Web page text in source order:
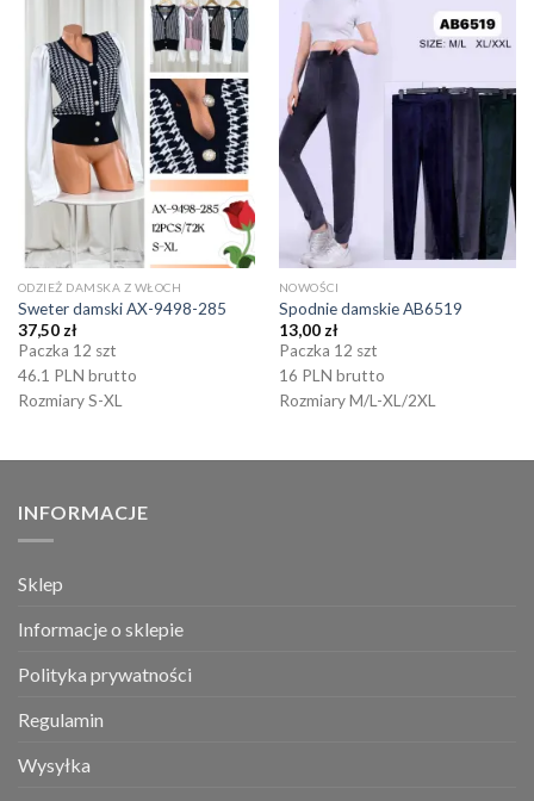
ODZIEŻ DAMSKA Z WŁOCH
Sweter damski AX-9498-285
37,50 zł
Paczka 12 szt
46.1 PLN brutto
Rozmiary S-XL
NOWOŚCI
Spodnie damskie AB6519
13,00 zł
Paczka 12 szt
16 PLN brutto
Rozmiary M/L-XL/2XL
INFORMACJE
Sklep
Informacje o sklepie
Polityka prywatności
Regulamin
Wysyłka